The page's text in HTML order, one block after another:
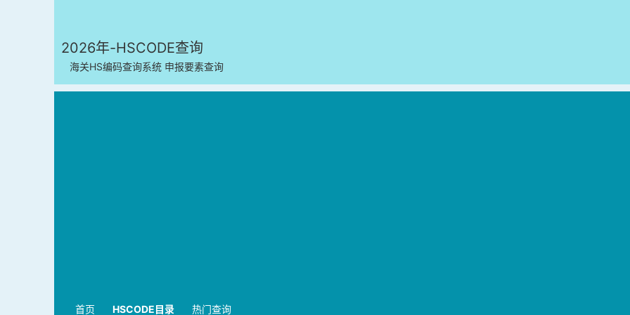
2026年-HSCODE查询
海关HS编码查询系统 申报要素查询
首页 HSCODE目录 热门查询